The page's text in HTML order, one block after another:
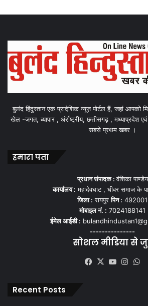
बुलंद हिंदुस्तान एक प्रादेशिक न्यूज़ पोर्टल हैं, जहां आपको
खेल -जगत, व्यापार , अंर्राष्ट्रीय, छत्तीसगढ़ , मध्याप्रदेश एवं
सबसे प्रथम खबर ।
हमारा पता
प्रधान संपादक :वंशिका पाण्डेय
कार्यालय : महादेवघाट , धीवर समाज के
जिला : रायपुरपिन : 492001
मोबाइल नं. : 7024188141
ईमेल आईडी :
---------------
सोशल मीडिया से
Facebook
X YouTube
Recent Posts